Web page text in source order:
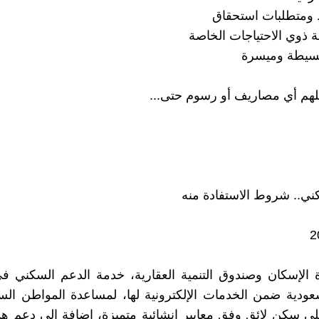
استحقاق
الاحتياجات الخاصة
وميسرة
أي مصاريف أو رسوم حتى...
شروط الاستفادة منه
الإسكان وصندوق التنمية العقارية، خدمة الدعم السكني
ضمن الخدمات الإلكترونية لها، لمساعدة المواطن
سكن لائق وفق معايير إنشائية متميزة، إضافة إلى دعم